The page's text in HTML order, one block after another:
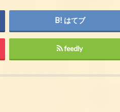
はてブ
feedly